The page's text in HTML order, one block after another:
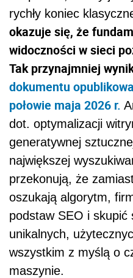
rychły koniec
okazuje się, że
widoczności w sieci
Tak przynajmniej
dokumentu
połowie maja 2026 r.
dot. optymalizacji
generatywnej
największej
przekonują, że
oszukają algorytm,
podstaw SEO i
unikalnych,
wszystkim z myślą o
maszynie.